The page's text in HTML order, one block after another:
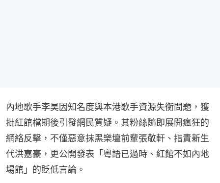
內地歌手李昊因知名度與本港歌手資源失衡問題，獲
批紅館檔期後引發網民質疑。其粉絲隨即展開瘋狂的
網絡反擊，不僅惡意抹黑樂壇前輩張敬軒、指責新生
代洪嘉豪，更公開發表「粵語已過時、紅館不如內地
場館」的貶低言論。